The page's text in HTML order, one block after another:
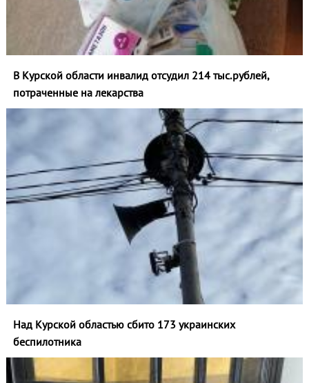
В Курской области инвалид отсудил 214 тыс.рублей,
потраченные на лекарства
Над Курской областью сбито 173 украинских
беспилотника